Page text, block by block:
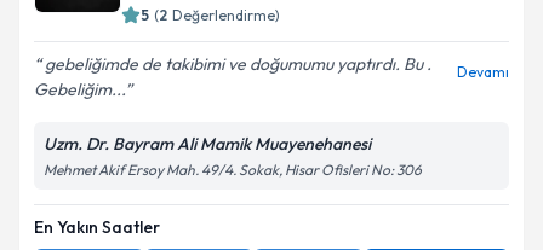
5 (2 Değerlendirme)
gebeliğimde de takibimi ve doğumumu yaptırdı. Bu .
Gebeliğim...
Devamı
Uzm. Dr. Bayram Ali Mamik Muayenehanesi
Mehmet Akif Ersoy Mah. 49/4. Sokak, Hisar Ofisleri No: 306
En Yakın Saatler